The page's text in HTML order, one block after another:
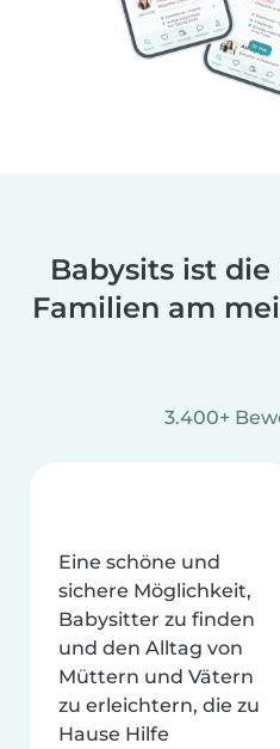
Babysits ist
Familien am
3.400+
Eine schöne und
sichere Möglichkeit,
Babysitter zu finden
und den Alltag von
Müttern und Vätern
zu erleichtern, die zu
Hause Hilfe